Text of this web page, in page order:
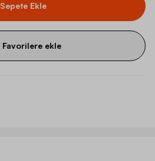
Sepete Ekle
Favorilere ekle